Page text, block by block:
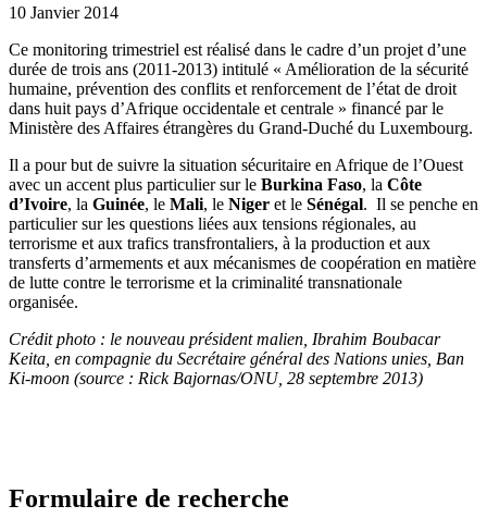
10 Janvier 2014
Ce monitoring trimestriel est réalisé dans le cadre d’un projet d’une
durée de trois ans (2011-2013) intitulé « Amélioration de la sécurité
humaine, prévention des conflits et renforcement de l’état de droit
dans huit pays d’Afrique occidentale et centrale » financé par le
Ministère des Affaires étrangères du Grand-Duché du Luxembourg.
Il a pour but de suivre la situation sécuritaire en Afrique de l’Ouest
avec un accent plus particulier sur le Burkina Faso, la Côte
d’Ivoire, la Guinée, le Mali, le Niger et le Sénégal. Il se penche en
particulier sur les questions liées aux tensions régionales, au
terrorisme et aux trafics transfrontaliers, à la production et aux
transferts d’armements et aux mécanismes de coopération en matière
de lutte contre le terrorisme et la criminalité transnationale
organisée.
Crédit photo : le nouveau président malien, Ibrahim Boubacar
Keita, en compagnie du Secrétaire général des Nations unies, Ban
Ki-moon (source : Rick Bajornas/ONU, 28 septembre 2013)
Formulaire de recherche